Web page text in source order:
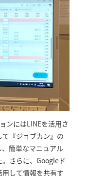
ンにはLINEを活用さ
『ジョブカン』の
簡単なマニュアル
さらに、Googleド
して情報を共有す